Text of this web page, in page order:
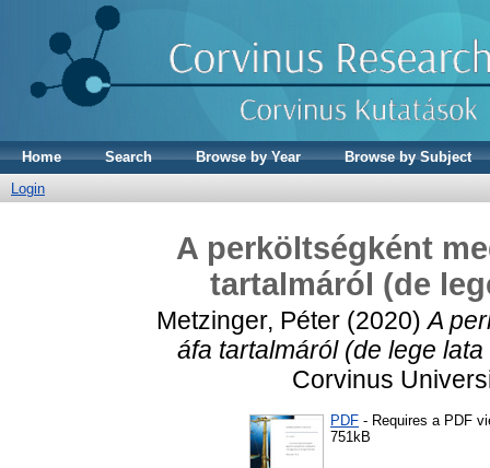
Home Search Browse by Year
Browse by Subject
Login
A perköltségként
tartalmáról (de
Metzinger, Péter (2020)A
áfa tartalmáról (de lege
Corvinus
PDF - Requires a PDF
751kB